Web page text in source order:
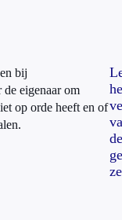
bij
de eigenaar om
op orde heeft en of
de